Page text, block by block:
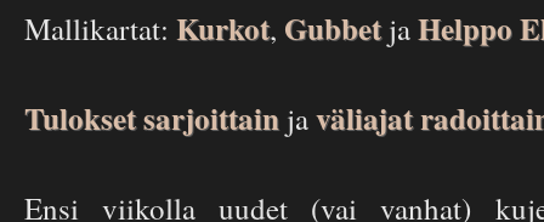
Mallikartat: Kurkot, GubbetjaHelppo
Tulokset sarjoittain javäliajat
Ensi viikolla uudet (vai vanhat)